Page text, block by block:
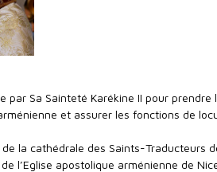
par Sa Sainteté Karékine II pour prendre
et assurer les fonctions de
la cathédrale des Saints-Traducteurs
l’Eglise apostolique arménienne de